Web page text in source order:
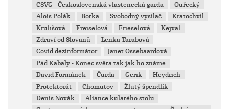
CSVG - Československá vlastenecká garda
Ouřecký
Alois Polák
Botka Svobodný vysílač
Kratochvíl
Krulišová
Freiselová Frieselová
Kejval
Zdraví od Slovanů
Lenka Tarabová
Covid dezinformátor
Janet Ossebaardová
Pád Kabaly - Konec světa tak jak ho známe
David Formánek
Čurda Gerik
Heydrich
Protektorát
Chomutov
Žlutý špendlík
Denis Novák
Aliance kulatého stolu